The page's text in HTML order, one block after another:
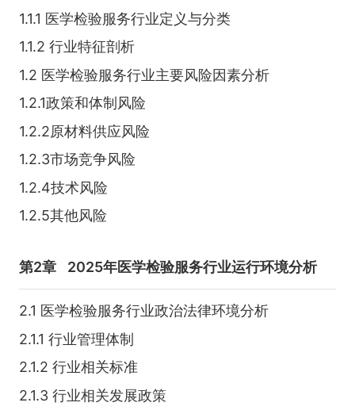
1.1.1 医学检验服务行业定义与分类
1.1.2 行业特征剖析
1.2 医学检验服务行业主要风险因素分析
1.2.1政策和体制风险
1.2.2原材料供应风险
1.2.3市场竞争风险
1.2.4技术风险
1.2.5其他风险
第2章 2025年医学检验服务行业运行环境分析
2.1 医学检验服务行业政治法律环境分析
2.1.1 行业管理体制
2.1.2 行业相关标准
2.1.3 行业相关发展政策